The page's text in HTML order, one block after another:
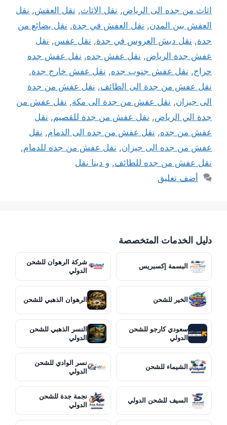
اثاث من جده الى الرياض, نقل الاثاث, نقل العفش, نقل
العفش بين المدن, نقل العفش في جدة, نقل بضائع من
جدة, نقل دبش العروس في جدة, نقل عفس, نقل
عفش جدة الرياض, نقل عفش جده, نقل عفش جده
حراج, نقل عفش جنوب جده, نقل عفش خارج جدة,
نقل عفش من جدة الى الطائف, نقل عفش من جدة
الى جيزان, نقل عفش من جدة الى مكة, نقل عفش من
جدة الي الرياض, نقل عفش من جدة للقصيم, نقل
عفش من جده, نقل عفش من جده الى الدمام, نقل
عفش من جده الى جيزان, نقل عفش من جده للدمام,
نقل عفش من جده للطائف, و دينا نقل
أضف تعليق
دليل الخدمات المتخصصة
البسمة إكسبريس
شركة الرهوان للشحن
الدولي
الخير للشحن الرهوان الذهبي للشحن
سعودي كارجو للشحن
الدولي
النسر الذهبي للشحن
الدولي
الشيماء للشحن
نسر الوادي للشحن
الدولي
السيف للشحن الدولي
نجمة جدة للشحن
الدولي